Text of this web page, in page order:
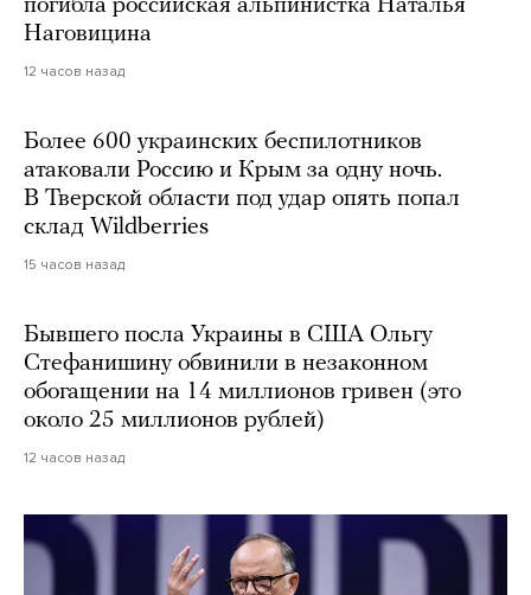
погибла российская альпинистка Наталья
Наговицина
12 часов назад
Более 600 украинских беспилотников
атаковали Россию и Крым за одну ночь.
В Тверской области под удар опять попал
склад Wildberries
15 часов назад
Бывшего посла Украины в США Ольгу
Стефанишину обвинили в незаконном
обогащении на 14 миллионов гривен (это
около 25 миллионов рублей)
12 часов назад